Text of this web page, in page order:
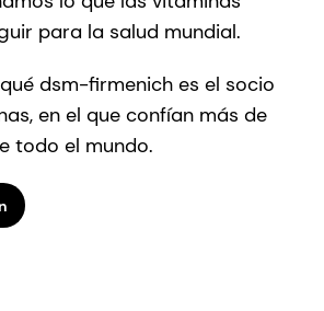
para la salud mundial.
dsm-firmenich es el socio
en el que confían más de
todo el mundo.